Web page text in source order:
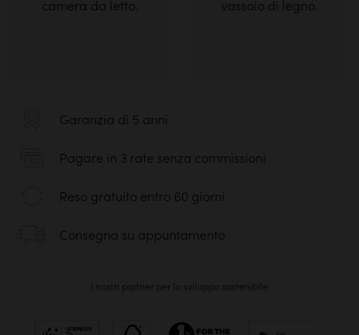
Garanzia di 5 anni
Pagare in 3 rate senza commissioni
Reso gratuito entro 60 giorni
Consegna su appuntamento
I nostri partner per lo sviluppo sostenibile